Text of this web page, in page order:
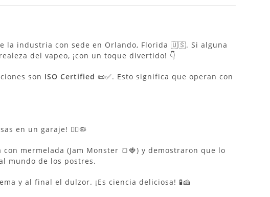
la industria con sede en Orlando, Florida 🇺🇸. Si alguna
del vapeo, ¡con un toque divertido! 👇
son ISO Certified 📜✅. Esto significa que operan con
en un garaje! 🙅‍♂️🦠
mermelada (Jam Monster 🍞🍓) y demostraron que lo
mundo de los postres.
y al final el dulzor. ¡Es ciencia deliciosa! 🧪🍰